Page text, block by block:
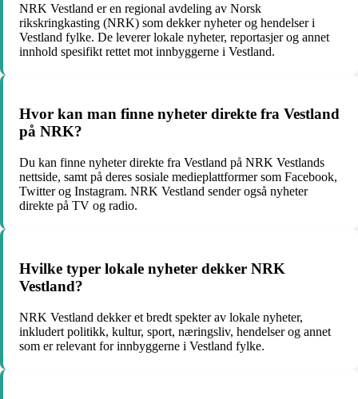
NRK Vestland er en regional avdeling av Norsk
rikskringkasting (NRK) som dekker nyheter og hendelser i
Vestland fylke. De leverer lokale nyheter, reportasjer og annet
innhold spesifikt rettet mot innbyggerne i Vestland.
Hvor kan man finne nyheter direkte fra Vestland
på NRK?
Du kan finne nyheter direkte fra Vestland på NRK Vestlands
nettside, samt på deres sosiale medieplattformer som Facebook,
Twitter og Instagram. NRK Vestland sender også nyheter
direkte på TV og radio.
Hvilke typer lokale nyheter dekker NRK
Vestland?
NRK Vestland dekker et bredt spekter av lokale nyheter,
inkludert politikk, kultur, sport, næringsliv, hendelser og annet
som er relevant for innbyggerne i Vestland fylke.